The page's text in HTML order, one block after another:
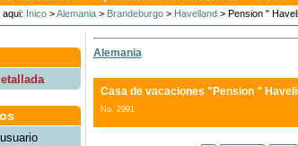
Inico>Alemania> Brandeburgo> Havelland> Pension "
Alemania
Casa de vacaciones "Pension "
No. 2991